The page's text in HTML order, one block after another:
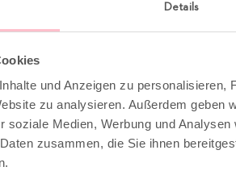
Details
und Anzeigen zu personalisieren,
zu analysieren. Außerdem geben
soziale Medien, Werbung und
zusammen, die Sie ihnen